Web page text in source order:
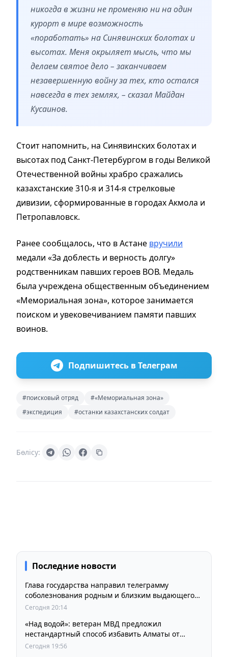
никогда в жизни не променяю ни на один
курорт в мире возможность
«поработать» на Синявинских болотах и
высотах. Меня окрыляет мысль, что мы
делаем святое дело – заканчиваем
незавершенную войну за тех, кто остался
навсегда в тех землях, – сказал Майдан
Кусаинов.
Стоит напомнить, на Синявинских болотах и
высотах под Санкт-Петербургом в годы Великой
Отечественной войны храбро сражались
казахстанские 310-я и 314-я стрелковые
дивизии, сформированные в городах Акмола и
Петропавловск.
Ранее сообщалось, что в Астане вручили
медали «За доблесть и верность долгу»
родственникам павших героев ВОВ. Медаль
была учреждена общественным объединением
«Мемориальная зона», которое занимается
поиском и увековечиванием памяти павших
воинов.
Подпишитесь в Телеграм
#поисковый отряд
#«Мемориальная зона»
#экспедиция
#останки казахстанских солдат
Бөлісу:
Последние новости
Глава государства направил телеграмму
соболезнования родным и близким выдающегося
кинорежиссера Ардака Амиркулова
Сегодня 20:14
«Над водой»: ветеран МВД предложил
нестандартный способ избавить Алматы от
пробок и смога
Сегодня 19:56